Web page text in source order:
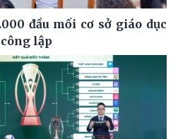
đầu mối cơ sở giáo dục
lập